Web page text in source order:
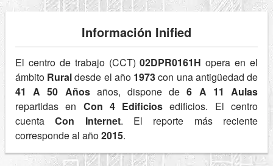
Información Inified
El centro de trabajo (CCT)02DPR0161H opera en el
ámbito Ruraldesde el año 1973con una antigüedad de
41 A 50 Añosaños, dispone de6 A 11 Aulas
repartidas en Con 4 Edificios edificios. El centro
cuentaCon Internet. El reporte más reciente
corresponde al año2015.